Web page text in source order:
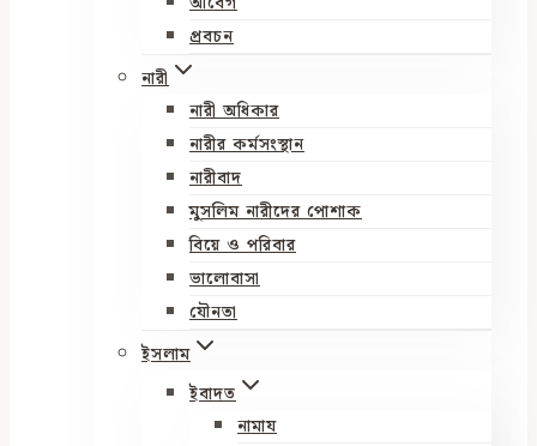
প্রবচন
নারী
নারী অধিকার
নারীর কর্মসংস্থান
নারীবাদ
মুসলিম নারীদের পোশাক
বিয়ে ও পরিবার
ভালোবাসা
যৌনতা
ইসলাম
ইবাদত
নামায